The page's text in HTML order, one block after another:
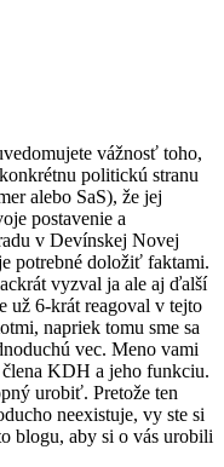
vážnosť toho,
politickú stranu
alebo SaS), že jej
postavenie a
v Devínskej Novej
potrebné doložiť faktami.
vyzval ja ale aj ďalší
už 6-krát reagoval v tejto
napriek tomu sme sa
vec. Meno vami
KDH a jeho funkciu.
urobiť. Pretože ten
neexistuje, vy ste si
blogu, aby si o vás urobili